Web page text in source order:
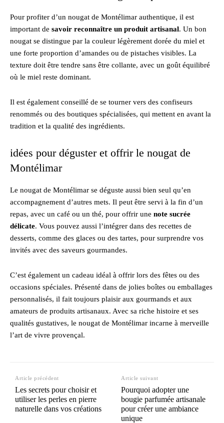
Pour profiter d’un nougat de Montélimar authentique, il est
important de savoir reconnaître un produit artisanal. Un bon
nougat se distingue par la couleur légèrement dorée du miel et
une forte proportion d’amandes ou de pistaches visibles. La
texture doit être tendre sans être collante, avec un goût équilibré
où le miel reste dominant.
Il est également conseillé de se tourner vers des confiseurs
renommés ou des boutiques spécialisées, qui mettent en avant la
tradition et la qualité des ingrédients.
idées pour déguster et offrir le nougat de
Montélimar
Le nougat de Montélimar se déguste aussi bien seul qu’en
accompagnement d’autres mets. Il peut être servi à la fin d’un
repas, avec un café ou un thé, pour offrir une note sucrée
délicate. Vous pouvez aussi l’intégrer dans des recettes de
desserts, comme des glaces ou des tartes, pour surprendre vos
invités avec des saveurs gourmandes.
C’est également un cadeau idéal à offrir lors des fêtes ou des
occasions spéciales. Présenté dans de jolies boîtes ou emballages
personnalisés, il fait toujours plaisir aux gourmands et aux
amateurs de produits artisanaux. Avec sa riche histoire et ses
qualités gustatives, le nougat de Montélimar incarne à merveille
l’art de vivre provençal.
Article précédent
Les secrets pour choisir et
utiliser les perles en pierre
naturelle dans vos créations
Article suivant
Pourquoi adopter une
bougie parfumée artisanale
pour créer une ambiance
unique